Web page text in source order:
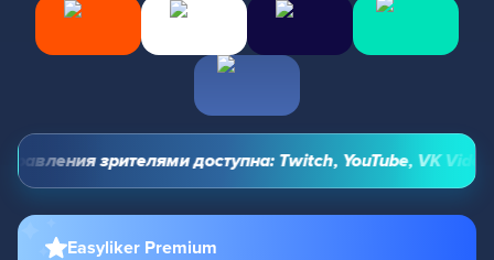
зрителями доступна: Twitch, YouTube, VK Video
Easyliker Premium